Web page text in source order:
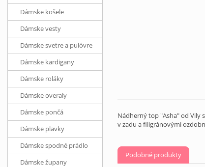
Nádherný top "Asha" od Vily
v zadu a filigránovými
Podobné produkty
Dámske košele
Dámske vesty
Dámske svetre a pulóvre
Dámske kardigany
Dámske roláky
Dámske overaly
Dámske pončá
Dámske plavky
Dámske spodné prádlo
Dámske župany